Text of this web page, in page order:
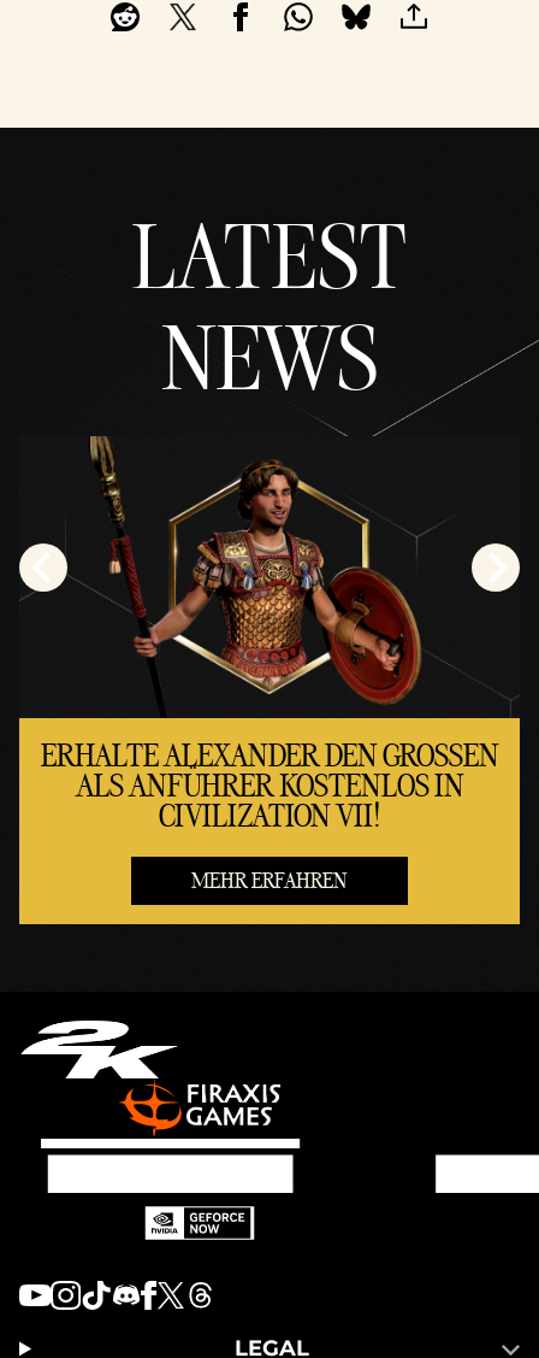
LATEST
NEWS
ERHALTE ALEXANDER DEN GROSSEN A
LS ANFÜHRER KOSTENLOS IN C
IVILIZATION VII!
MEHR ERFAHREN
LEGAL